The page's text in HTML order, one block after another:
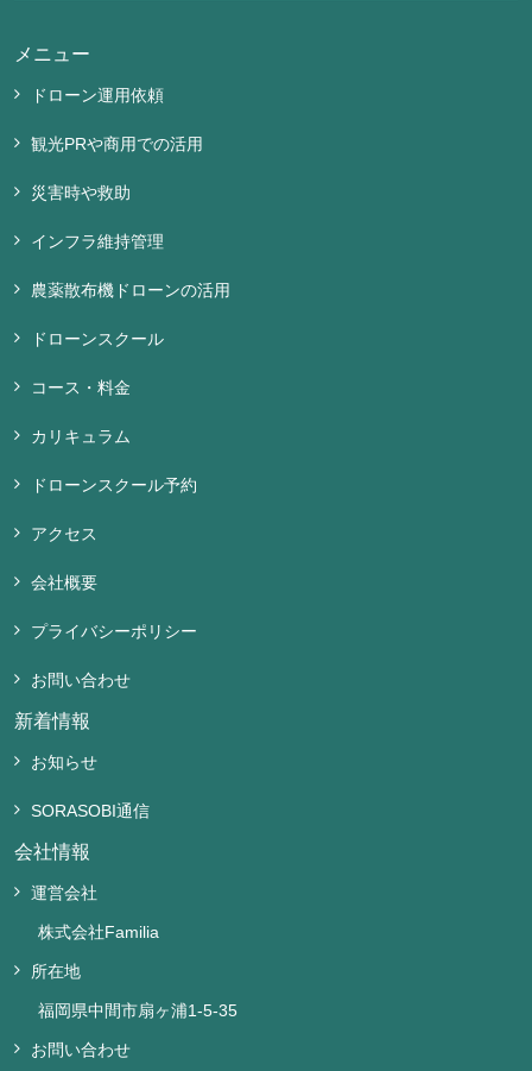
メニュー
ドローン運用依頼
観光PRや商用での活用
災害時や救助
インフラ維持管理
農薬散布機ドローンの活用
ドローンスクール
コース・料金
カリキュラム
ドローンスクール予約
アクセス
会社概要
プライバシーポリシー
お問い合わせ
新着情報
お知らせ
SORASOBI通信
会社情報
運営会社
株式会社Familia
所在地
福岡県中間市扇ヶ浦1-5-35
お問い合わせ